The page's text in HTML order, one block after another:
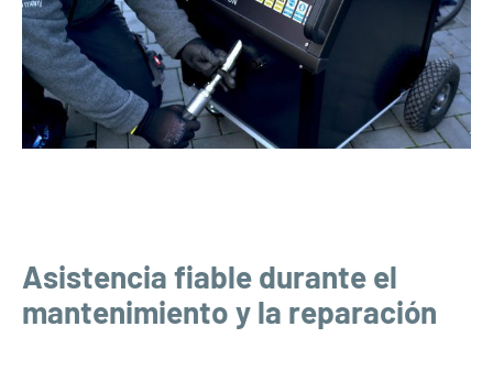
Asistencia fiable durante el
mantenimiento y la reparación